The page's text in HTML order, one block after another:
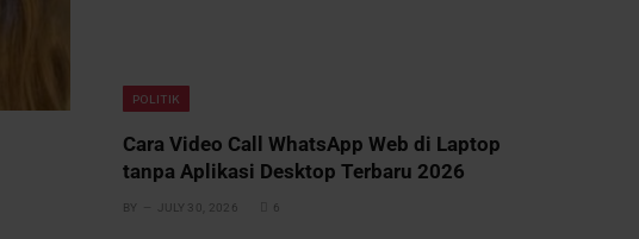
POLITIK
Cara Video Call WhatsApp Web di Laptop
tanpa Aplikasi Desktop Terbaru 2026
BY JULY 30, 2026 6